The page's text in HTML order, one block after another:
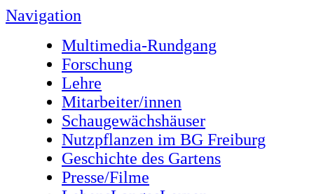
Navigation
Multimedia-Rundgang
Forschung
Lehre
Mitarbeiter/innen
Schaugewächshäuser
Nutzpflanzen im BG Freiburg
Geschichte des Gartens
Presse/Filme